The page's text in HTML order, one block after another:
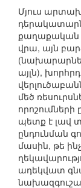
Մյուս
քաղաքական
վրա, այն
այլն),
մեծ
պետք է լավ
ընդունման
մասին, թե
ադեկվատ